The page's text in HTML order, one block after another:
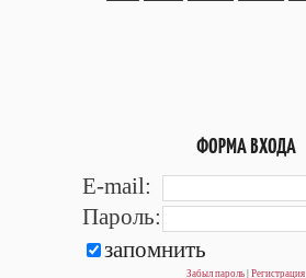
ФОРМА ВХОДА
E-mail:
Пароль:
запомнить
Забыл пароль Регистрация